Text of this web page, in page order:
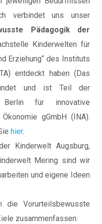
verbindet uns unser
Pädagogik der
Kinderwelten für
Erziehung“ des Instituts
entdeckt haben (Das
und ist Teil der
Berlin für innovative
gGmbH (INA).
hier.
Kinderwelt Augsburg,
Mering sind wir
und eigene Ideen
die Vorurteilsbewusste
zusammenfassen: